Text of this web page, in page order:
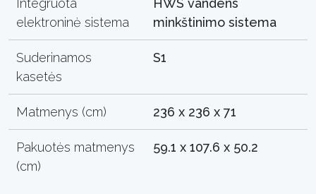
Integruota
elektroninė sistema
HWS vandens
minkštinimo sistema
Suderinamos
kasetės
S1
Matmenys (cm) 236 x 236 x 71
Pakuotės matmenys
(cm)
59.1 x 107.6 x 50.2